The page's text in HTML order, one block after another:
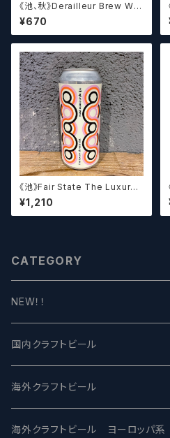
《池、秋》Derailleur Brew Wor
ks ANONYMOUS BREWH
OLIC FOUNDATION ディ
レイラブリューワークス
¥670
《池》Fair State The Luxury
of Restraint / フェアステイト
ザ ラグジュアリー オブ リストレ
イント【クラフトビールシザーズ】
¥1,210
f
CATEGORY
NEW！！
国内クラフトビール
UCHU BREWING -うちゅうブルー
バテレ -VERTERE
海外クラフトビール
Modern Times モダンタイムズ
海外クラフトビール ヨーロッパ系